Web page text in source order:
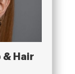
& Hair